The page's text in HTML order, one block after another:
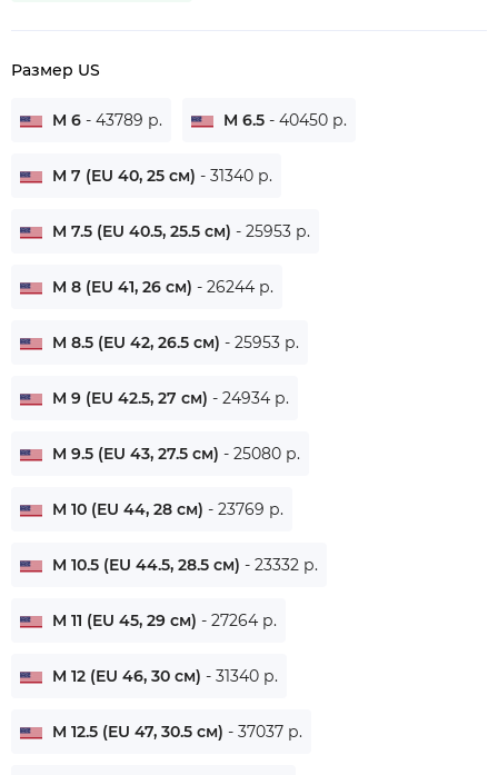
Размер US
M 6 - 43789 р. M 6.5 - 40450 р.
M 7 (EU 40, 25 см) - 31340 р.
M 7.5 (EU 40.5, 25.5 см) - 25953 р.
M 8 (EU 41, 26 см) - 26244 р.
M 8.5 (EU 42, 26.5 см) - 25953 р.
M 9 (EU 42.5, 27 см) - 24934 р.
M 9.5 (EU 43, 27.5 см) - 25080 р.
M 10 (EU 44, 28 см) - 23769 р.
M 10.5 (EU 44.5, 28.5 см) - 23332 р.
M 11 (EU 45, 29 см) - 27264 р.
M 12 (EU 46, 30 см) - 31340 р.
M 12.5 (EU 47, 30.5 см) - 37037 р.